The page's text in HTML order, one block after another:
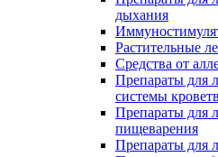
дыхания
Растительные
Средства от
Препараты для
системы
Препараты для
пищеварения
Препараты для